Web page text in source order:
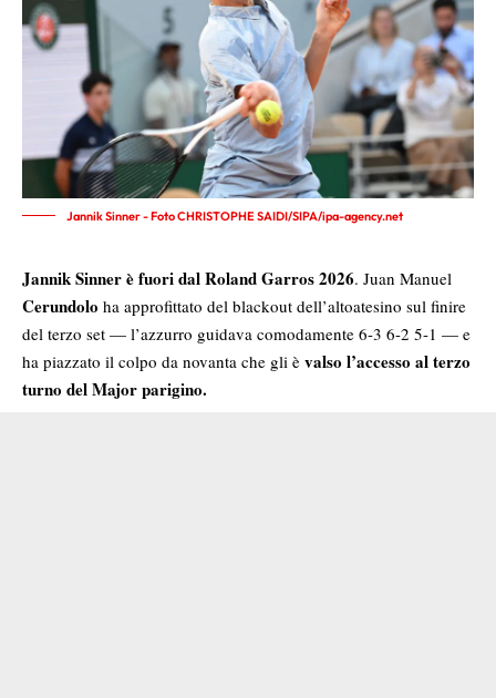
Jannik Sinner - Foto CHRISTOPHE SAIDI/SIPA/ipa-agency.net
Jannik Sinner è fuori dal Roland Garros 2026. Juan Manuel
Cerundolo ha approfittato del blackout dell’altoatesino sul finire
del terzo set — l’azzurro guidava comodamente 6-3 6-2 5-1 — e
ha piazzato il colpo da novanta che gli è valso l’accesso al terzo
turno del Major parigino.